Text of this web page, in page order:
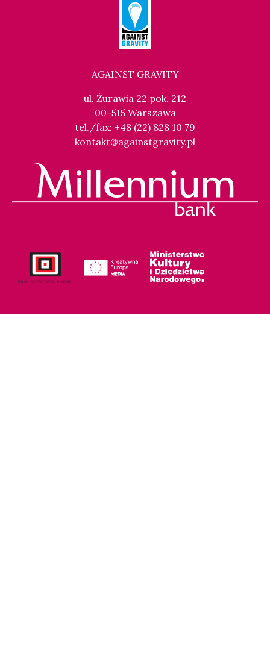
AGAINST GRAVITY
ul. Żurawia 22 pok. 212
00-515 Warszawa
tel./fax: +48 (22) 828 10 79
kontakt@againstgravity.pl